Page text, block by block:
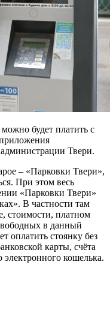
будет платить с
Твери.
– «Парковки Твери»,
При этом весь
«Парковки Твери»
В частности там
стоимости, платном
в данный
оплатить стоянку без
карты, счёта
кошелька.